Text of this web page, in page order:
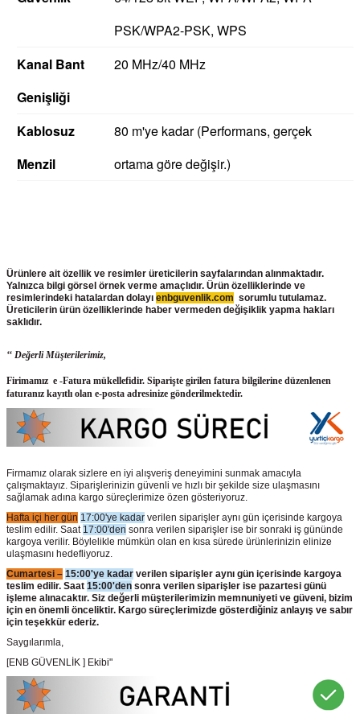
PSK/WPA2-PSK, WPS
Kanal Bant
Genişliği
20 MHz/40 MHz
Kablosuz
Menzil
80 m'ye kadar (Performans, gerçek
ortama göre değişir.)
Ürünlere ait özellik ve resimler üreticilerin sayfalarından alınmaktadır.
Yalnızca bilgi görsel örnek verme amaçlıdır. Ürün özelliklerinde ve
resimlerindeki hatalardan dolayı enbguvenlik.com sorumlu tutulamaz.
Üreticilerin ürün özelliklerinde haber vermeden değişiklik yapma hakları
saklıdır.
‘‘ Değerli Müşterilerimiz,
Firimamız e -Fatura mükellefidir. Siparişte girilen fatura bilgilerine düzenlenen
faturanız kayıtlı olan e-posta adresinize gönderilmektedir.
Firmamız olarak sizlere en iyi alışveriş deneyimini sunmak amacıyla
çalışmaktayız. Siparişlerinizin güvenli ve hızlı bir şekilde size ulaşmasını
sağlamak adına kargo süreçlerimize özen gösteriyoruz.
Hafta içi her gün 17:00'ye kadar verilen siparişler aynı gün içerisinde kargoya
teslim edilir. Saat 17:00'den sonra verilen siparişler ise bir sonraki iş gününde
kargoya verilir. Böylelikle mümkün olan en kısa sürede ürünlerinizin elinize
ulaşmasını hedefliyoruz.
Cumartesi – 15:00'ye kadar verilen siparişler aynı gün içerisinde kargoya
teslim edilir. Saat 15:00'den sonra verilen siparişler ise pazartesi günü
işleme alınacaktır. Siz değerli müşterilerimizin memnuniyeti ve güveni, bizim
için en önemli önceliktir. Kargo süreçlerimizde gösterdiğiniz anlayış ve sabır
için teşekkür ederiz.
Saygılarımla,
[ENB GÜVENLİK ] Ekibi"